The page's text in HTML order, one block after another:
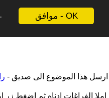
موافق - OK
ارسل هذا الموضوع الى صديق -
املا الفراغات ادناه ثم إضغط